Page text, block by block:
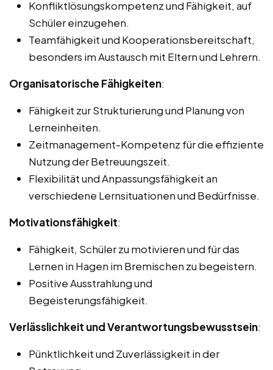
Konfliktlösungskompetenz und Fähigkeit, auf
Schüler einzugehen.
Teamfähigkeit und Kooperationsbereitschaft,
besonders im Austausch mit Eltern und Lehrern.
Organisatorische Fähigkeiten:
Fähigkeit zur Strukturierung und Planung von
Lerneinheiten.
Zeitmanagement-Kompetenz für die effiziente
Nutzung der Betreuungszeit.
Flexibilität und Anpassungsfähigkeit an
verschiedene Lernsituationen und Bedürfnisse.
Motivationsfähigkeit:
Fähigkeit, Schüler zu motivieren und für das
Lernen in Hagen im Bremischen zu begeistern.
Positive Ausstrahlung und
Begeisterungsfähigkeit.
Verlässlichkeit und Verantwortungsbewusstsein:
Pünktlichkeit und Zuverlässigkeit in der